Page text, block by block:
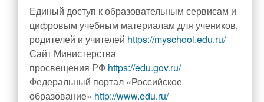
Единый доступ к образовательным сервисам и
цифровым учебным материалам для учеников,
родителей и учителей https://myschool.edu.ru/
Сайт Министерства
просвещения РФ https://edu.gov.ru/
Федеральный портал «Российское
образование» http://www.edu.ru/